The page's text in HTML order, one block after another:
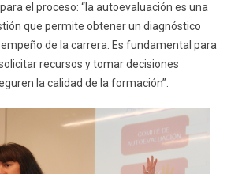
el proceso: “la autoevaluación es una
que permite obtener un diagnóstico
de la carrera. Es fundamental para
recursos y tomar decisiones
la calidad de la formación”.